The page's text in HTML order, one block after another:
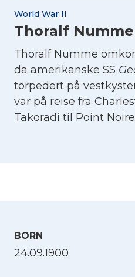
World War II
Thoralf Numme
Thoralf Numme
da amerikanske SS
torpedert på
var på reise fra
Takoradi til Point
BORN
24.09.1900